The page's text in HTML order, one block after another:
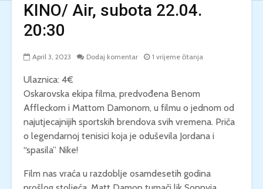
KINO/ Air, subota 22.04.
20:30
April 3, 2023 Dodaj komentar 1 vrijeme čitanja
Ulaznica: 4€
Oskarovska ekipa filma, predvođena Benom
Affleckom i Mattom Damonom, u filmu o jednom od
najutjecajnijih sportskih brendova svih vremena. Priča
o legendarnoj tenisici koja je oduševila Jordana i
“spasila” Nike!
Film nas vraća u razdoblje osamdesetih godina